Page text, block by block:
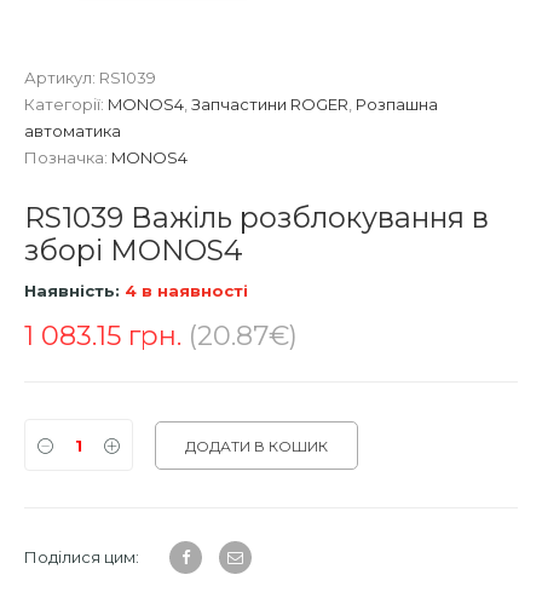
Артикул: RS1039
Категорії: MONOS4,Запчастини ROGER, Розпашна
автоматика
Позначка: MONOS4
RS1039 Важіль розблокування в
зборі MONOS4
Наявність: 4 в наявності
1 083.15 грн. (20.87€)
ДОДАТИ В КОШИК
Поділися цим: